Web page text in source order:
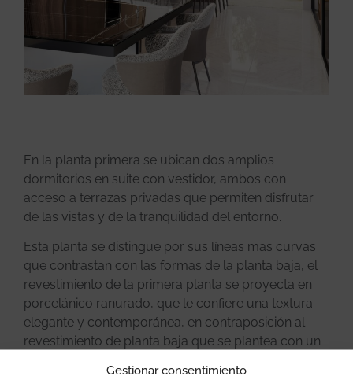
Gestionar consentimiento
En la planta primera se ubican dos amplios
dormitorios en suite con vestidor, ambos con
acceso a terrazas privadas que permiten disfrutar
de las vistas y de la tranquilidad del entorno.
Esta planta se distingue por sus líneas mas curvas
que contrastan con las formas de la planta baja, el
revestimiento de la primera planta se proyecta en
porcelánico ranurado, que le confiere una textura
elegante y contemporánea, en contraposición al
revestimiento de planta baja que se plantea con un